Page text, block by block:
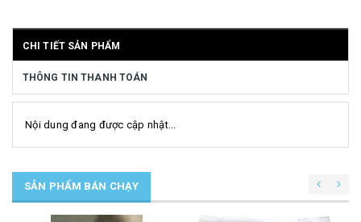
CHI TIẾT SẢN PHẨM
THÔNG TIN THANH TOÁN
Nội dung đang được cập nhật...
SẢN PHẨM BÁN CHẠY